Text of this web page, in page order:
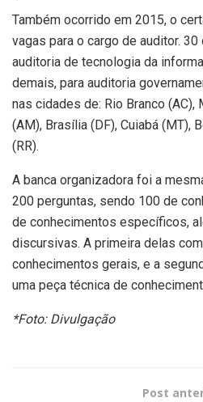
Também ocorrido em 2015, o
vagas para o cargo de auditor.
auditoria de tecnologia da
demais, para auditoria
nas cidades de: Rio Branco (AC),
(AM), Brasília (DF), Cuiabá (MT),
(RR).
A banca organizadora foi a
200 perguntas, sendo 100 de
de conhecimentos específicos,
discursivas. A primeira delas
conhecimentos gerais, e a
uma peça técnica de
*Foto: Divulgação
Post